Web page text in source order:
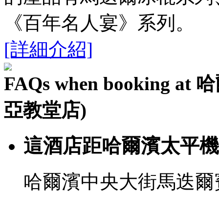
《百年名人宴》系列。
[詳細介紹]
FAQs when booking at
亞教堂店)
這酒店距哈爾濱太平
哈爾濱中央大街馬迭